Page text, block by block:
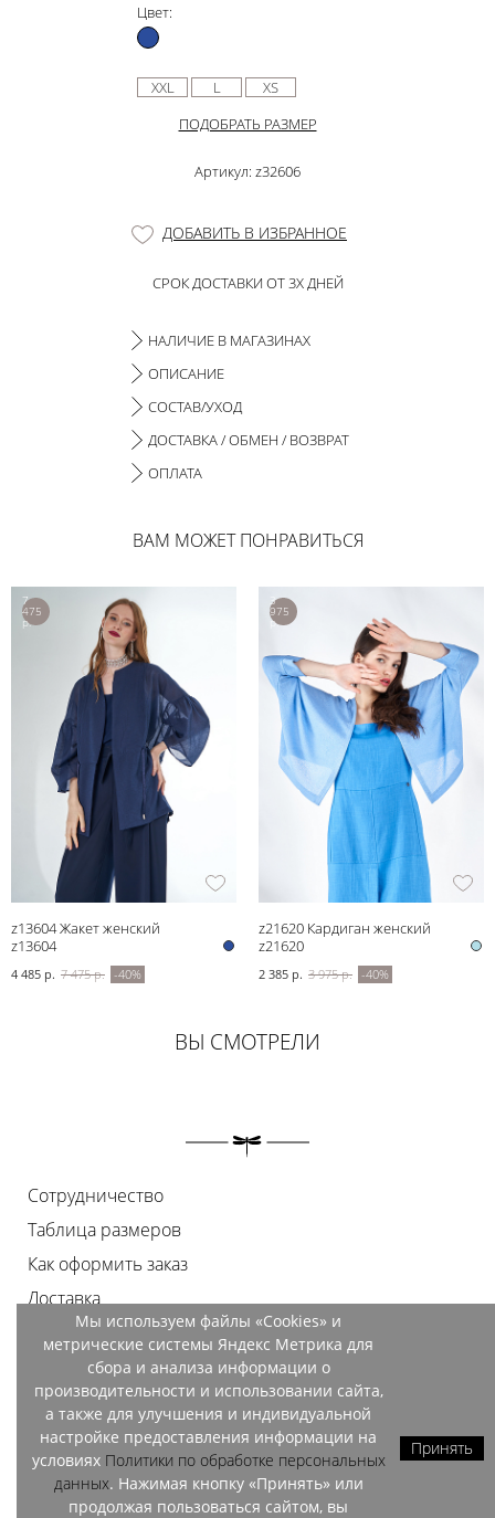
Цвет:
XXL L
XS
ПОДОБРАТЬ РАЗМЕР
Артикул: z32606
ДОБАВИТЬ В ИЗБРАННОЕ
СРОК ДОСТАВКИ ОТ 3Х ДНЕЙ
НАЛИЧИЕ В МАГАЗИНАХ
ОПИСАНИЕ
СОСТАВ/УХОД
ДОСТАВКА / ОБМЕН / ВОЗВРАТ
ОПЛАТА
ВАМ МОЖЕТ ПОНРАВИТЬСЯ
7
475
р.
z13604 Жакет женский
z13604
4 485 р. 7 475 р. -40%
3
975
р.
z21620 Кардиган женский
z21620
2 385 р. 3 975 р. -40%
ВЫ СМОТРЕЛИ
Сотрудничество
Таблица размеров
Как оформить заказ
Доставка
Оплата
Возврат
Документы
Контакты
Магазины
Мы используем файлы «Cookies» и
метрические системы Яндекс Метрика для
сбора и анализа информации о
производительности и использовании сайта,
а также для улучшения и индивидуальной
настройке предоставления информации на
условиях Политики по обработке персональных
данных. Нажимая кнопку «Принять» или
продолжая пользоваться сайтом, вы
Принять